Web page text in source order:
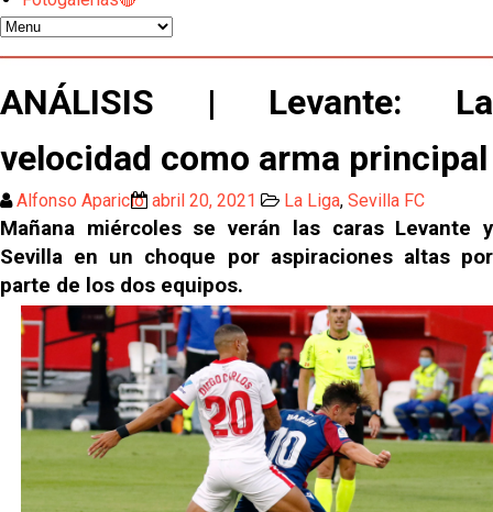
Luis García Plaza: No sufrir ya es un paso adelante
El Sevilla FC plantea ampliar hasta cinco fichajes
más antes del cierre
Djibril Sow pone rumbo a Italia para firmar su nuevo
Kochorashvili, seria opción para reforzar el centro
del campo sevillista
Sow muy cerca de cerrar su traspaso al Genoa
Oso es el siguiente en la lista para salir
El Sevilla FC oficializa la cesión de Rafa Mir al Aris
de Salónica
Juanlu se marcha traspasado al Bournemouth
ANÁLISIS | Levante: La
velocidad como arma principal
Alfonso Aparicio abril 20, 2021 La Liga, Sevilla FC
Mañana miércoles se verán las caras Levante y
Sevilla en un choque por aspiraciones altas por
parte de los dos equipos.